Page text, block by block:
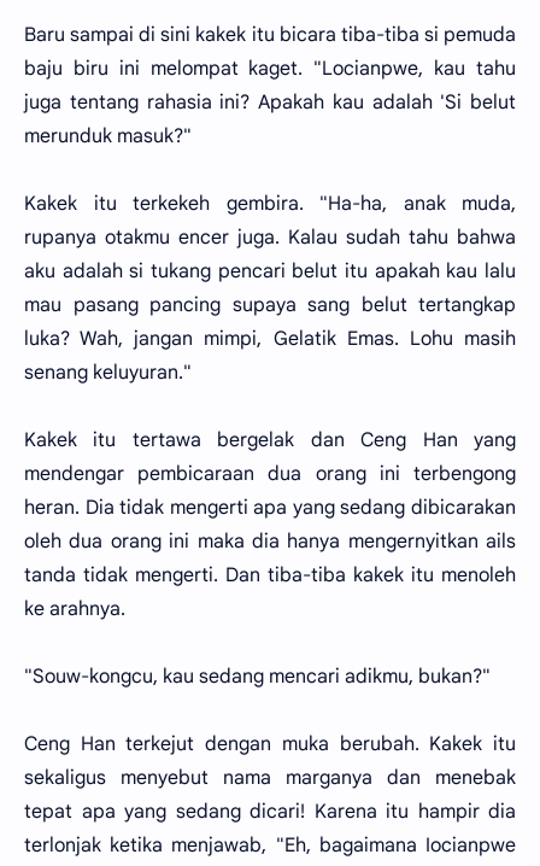
Baru sampai di sini kakek itu bicara tiba-tiba si pemuda
baju biru ini melompat kaget. "Locianpwe, kau tahu
juga tentang rahasia ini? Apakah kau adalah 'Si belut
merunduk masuk?"
Kakek itu terkekeh gembira. "Ha-ha, anak muda,
rupanya otakmu encer juga. Kalau sudah tahu bahwa
aku adalah si tukang pencari belut itu apakah kau lalu
mau pasang pancing supaya sang belut tertangkap
luka? Wah, jangan mimpi, Gelatik Emas. Lohu masih
senang keluyuran."
Kakek itu tertawa bergelak dan Ceng Han yang
mendengar pembicaraan dua orang ini terbengong
heran. Dia tidak mengerti apa yang sedang dibicarakan
oleh dua orang ini maka dia hanya mengernyitkan ails
tanda tidak mengerti. Dan tiba-tiba kakek itu menoleh
ke arahnya.
"Souw-kongcu, kau sedang mencari adikmu, bukan?"
Ceng Han terkejut dengan muka berubah. Kakek itu
sekaligus menyebut nama marganya dan menebak
tepat apa yang sedang dicari! Karena itu hampir dia
terlonjak ketika menjawab, "Eh, bagaimana Iocianpwe